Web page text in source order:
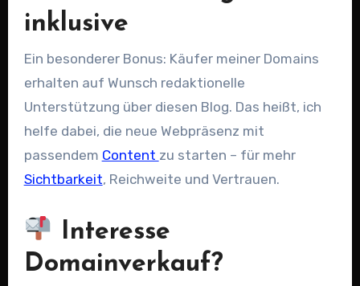
inklusive
Ein besonderer Bonus: Käufer meiner Domains
erhalten auf Wunsch redaktionelle
Unterstützung über diesen Blog. Das heißt, ich
helfe dabei, die neue Webpräsenz mit
passendem Content zu starten – für mehr
Sichtbarkeit, Reichweite und Vertrauen.
Interesse
Domainverkauf?